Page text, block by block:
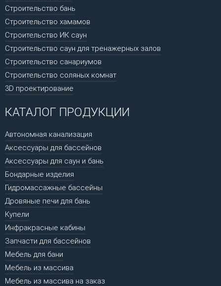
Строительство бань
Строительство хамамов
Строительство ИК саун
Строительство саун для тренажерных залов
Строительство санариумов
Строительство соляных комнат
3D проектирование
КАТАЛОГ ПРОДУКЦИИ
Автономная канализация
Аксессуары для бассейнов
Аксессуары для саун и бань
Бондарные изделия
Гидромассажные бассейны
Дровяные печи для бань
Купели
Инфракрасные кабины
Запчасти для бассейнов
Мебель для бани
Мебель из массива
Мебель из массива на заказ